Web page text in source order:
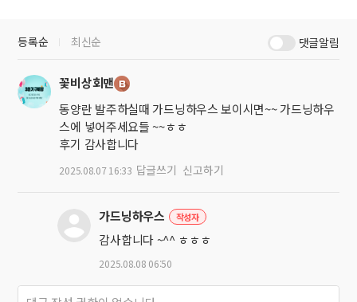
등록순 최신순 댓글알림
꽃비상회맨
동양란 발주하실때 가드닝하우스 보이시면~~ 가드닝하우
스에 넣어주세요들 ~~ㅎㅎ
후기 감사합니다
2025.08.07 16:33 답글쓰기 신고하기
가드닝하우스 작성자
감사합니다 ~^^ ㅎㅎㅎ
2025.08.08 06:50